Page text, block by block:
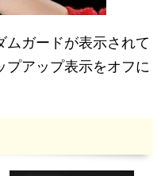
ムガードが表示されて
プアップ表示をオフに